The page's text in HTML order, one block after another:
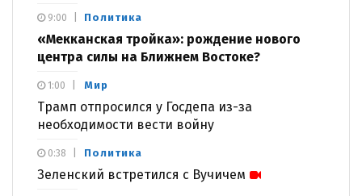
Политика
«Мекканская тройка»: рождение нового
центра силы на Ближнем Востоке?
9:00
Мир
Трамп отпросился у Госдепа из-за
необходимости вести войну
1:00
Политика
Зеленский встретился с Вучичем
0:38